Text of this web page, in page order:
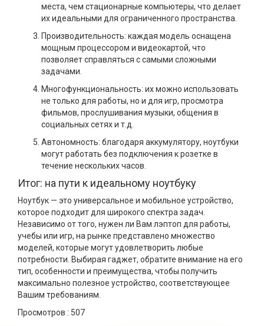
места, чем стационарные компьютеры, что делает
их идеальными для ограниченного пространства.
Производительность: каждая модель оснащена
мощным процессором и видеокартой, что
позволяет справляться с самыми сложными
задачами.
Многофункциональность: их можно использовать
не только для работы, но и для игр, просмотра
фильмов, прослушивания музыки, общения в
социальных сетях и т.д.
Автономность: благодаря аккумулятору, ноутбуки
могут работать без подключения к розетке в
течение нескольких часов.
Итог: на пути к идеальному ноутбуку
Ноутбук — это универсальное и мобильное устройство,
которое подходит для широкого спектра задач.
Независимо от того, нужен ли Вам лэптоп для работы,
учебы или игр, на рынке представлено множество
моделей, которые могут удовлетворить любые
потребности. Выбирая гаджет, обратите внимание на его
тип, особенности и преимущества, чтобы получить
максимально полезное устройство, соответствующее
Вашим требованиям.
Просмотров : 507